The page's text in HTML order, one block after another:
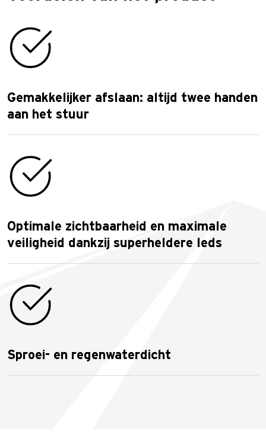
Gemakkelijker afslaan: altijd twee handen
aan het stuur
Optimale zichtbaarheid en maximale
veiligheid dankzij superheldere leds
Sproei- en regenwaterdicht